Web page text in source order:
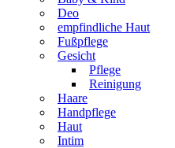
Deo
empfindliche Haut
Fußpflege
Gesicht
Pflege
Reinigung
Haare
Handpflege
Haut
Intim